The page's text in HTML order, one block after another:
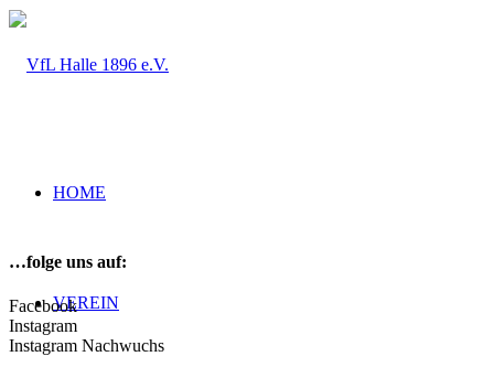
HOME
VEREIN
…folge uns auf:
Facebook
Instagram
Instagram Nachwuchs